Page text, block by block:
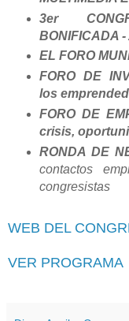
3er
BONIFICADA -
EL FORO
FORO DE
los
FORO DE
crisis,
RONDA DE
contactos
congresistas
WEB DEL
VER PROGRAMA